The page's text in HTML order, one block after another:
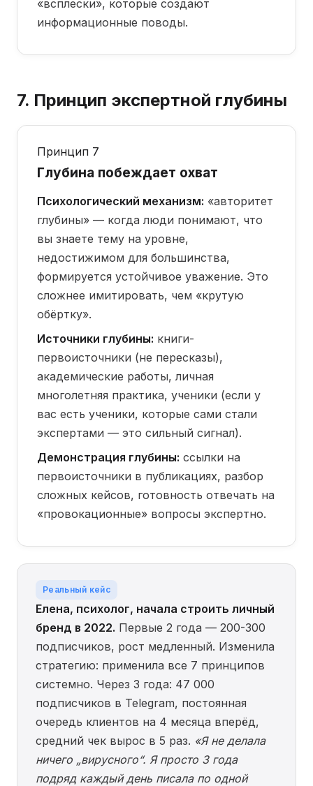
«всплески», которые создают
информационные поводы.
7. Принцип экспертной глубины
Принцип 7
Глубина побеждает охват
Психологический механизм: «авторитет
глубины» — когда люди понимают, что
вы знаете тему на уровне,
недостижимом для большинства,
формируется устойчивое уважение. Это
сложнее имитировать, чем «крутую
обёртку».
Источники глубины: книги-
первоисточники (не пересказы),
академические работы, личная
многолетняя практика, ученики (если у
вас есть ученики, которые сами стали
экспертами — это сильный сигнал).
Демонстрация глубины: ссылки на
первоисточники в публикациях, разбор
сложных кейсов, готовность отвечать на
«провокационные» вопросы экспертно.
Реальный кейс
Елена, психолог, начала строить личный
бренд в 2022. Первые 2 года — 200-300
подписчиков, рост медленный. Изменила
стратегию: применила все 7 принципов
системно. Через 3 года: 47 000
подписчиков в Telegram, постоянная
очередь клиентов на 4 месяца вперёд,
средний чек вырос в 5 раз. «Я не делала
ничего „вирусного“. Я просто 3 года
подряд каждый день писала по одной